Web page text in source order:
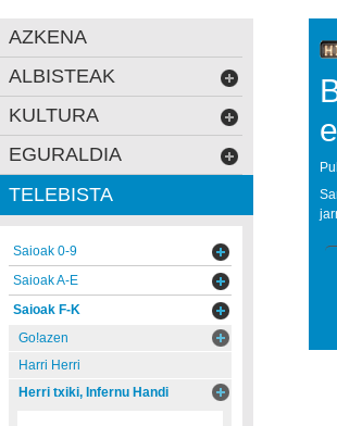
AZKENA
ALBISTEAK
KULTURA
EGURALDIA
TELEBISTA
Saioak 0-9
Saioak A-E
Saioak F-K
Go!azen
Harri Herri
Herri txiki, Infernu Handi